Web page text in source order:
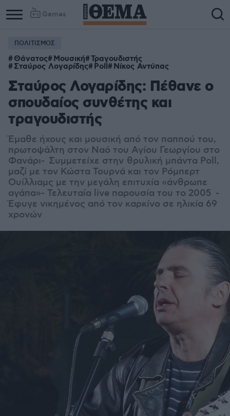
Games
ΠΟΛΙΤΙΣΜΟΣ
Θάνατος Μουσική Τραγουδιστής
Σταύρος Λογαρίδης Poll Νίκος Αντύπας
Σταύρος Λογαρίδης: Πέθανε ο
σπουδαίος συνθέτης και
τραγουδιστής
Έμαθε ήχους και μουσική από τον παππού του,
πρωτοψάλτη στον Ναό του Αγίου Γεωργίου στο
Φανάρι- Συμμετείχε στην θρυλική μπάντα Poll,
μαζί με τον Κώστα Τουρνά και τον Ρόμπερτ
Ουίλλιαμς με την μεγάλη επιτυχία «άνθρωπε
αγάπα»- Τελευταία live παρουσία του το 2005 -
Έφυγε νικημένος από τον καρκίνο σε ηλικία 69
χρονών